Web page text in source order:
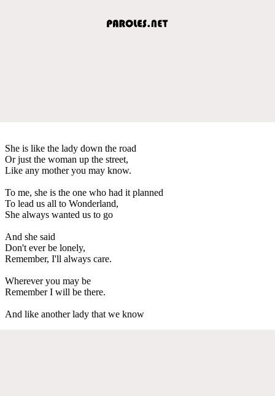
She is like the lady down the road
Or just the woman up the street,
Like any mother you may know.
To me, she is the one who had it planned
To lead us all to Wonderland,
She always wanted us to go
And she said
Don't ever be lonely,
Remember, I'll always care.
Wherever you may be
Remember I will be there.
And like another lady that we know